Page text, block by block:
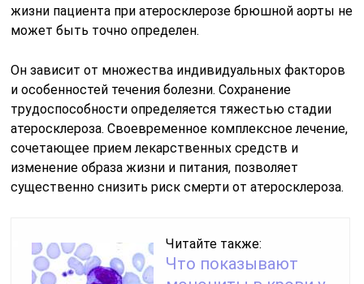
жизни пациента при атеросклерозе брюшной аорты не
может быть точно определен.
Он зависит от множества индивидуальных факторов
и особенностей течения болезни. Сохранение
трудоспособности определяется тяжестью стадии
атеросклероза. Своевременное комплексное лечение,
сочетающее прием лекарственных средств и
изменение образа жизни и питания, позволяет
существенно снизить риск смерти от атеросклероза.
Читайте также:
Что показывают